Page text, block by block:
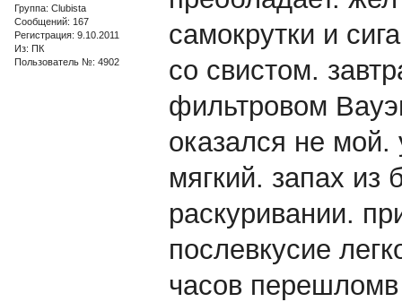
Группа: Clubista
Сообщений: 167
Регистрация: 9.10.2011
Из: ПК
Пользователь №: 4902
самокрутки и
со свистом.
фильтровом
оказался не
мягкий. запах из
раскуривании.
послевкусие
часов